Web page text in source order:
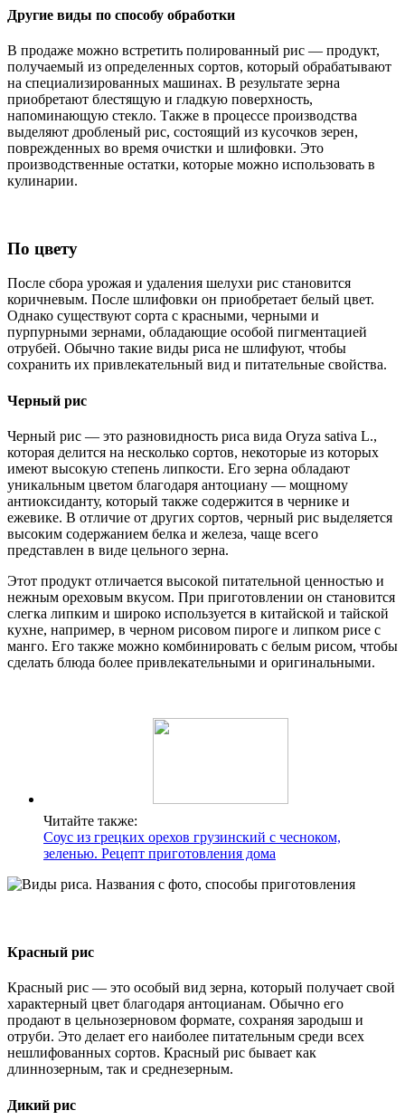
Другие виды по способу обработки
В продаже можно встретить полированный рис — продукт,
получаемый из определенных сортов, который обрабатывают
на специализированных машинах. В результате зерна
приобретают блестящую и гладкую поверхность,
напоминающую стекло. Также в процессе производства
выделяют дробленый рис, состоящий из кусочков зерен,
поврежденных во время очистки и шлифовки. Это
производственные остатки, которые можно использовать в
кулинарии.
По цвету
После сбора урожая и удаления шелухи рис становится
коричневым. После шлифовки он приобретает белый цвет.
Однако существуют сорта с красными, черными и
пурпурными зернами, обладающие особой пигментацией
отрубей. Обычно такие виды риса не шлифуют, чтобы
сохранить их привлекательный вид и питательные свойства.
Черный рис
Черный рис — это разновидность риса вида Oryza sativa L.,
которая делится на несколько сортов, некоторые из которых
имеют высокую степень липкости. Его зерна обладают
уникальным цветом благодаря антоциану — мощному
антиоксиданту, который также содержится в чернике и
ежевике. В отличие от других сортов, черный рис выделяется
высоким содержанием белка и железа, чаще всего
представлен в виде цельного зерна.
Этот продукт отличается высокой питательной ценностью и
нежным ореховым вкусом. При приготовлении он становится
слегка липким и широко используется в китайской и тайской
кухне, например, в черном рисовом пироге и липком рисе с
манго. Его также можно комбинировать с белым рисом, чтобы
сделать блюда более привлекательными и оригинальными.
Читайте также:
Соус из грецких орехов грузинский с чесноком,
зеленью. Рецепт приготовления дома
Красный рис
Красный рис — это особый вид зерна, который получает свой
характерный цвет благодаря антоцианам. Обычно его
продают в цельнозерновом формате, сохраняя зародыш и
отруби. Это делает его наиболее питательным среди всех
нешлифованных сортов. Красный рис бывает как
длиннозерным, так и среднезерным.
Дикий рис